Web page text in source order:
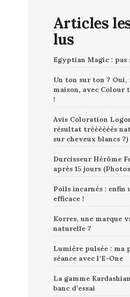
Articles
lus
Egyptian Magic : pas
Un ton sur ton ? Oui,
maison, avec Colour
!
Avis Coloration
résultat trèèèèèès
sur cheveux blancs ?)
Durcisseur Hérôme
après 15 jours
Poils incarnés : enfin
efficace !
Korres, une marque
naturelle ?
Lumière pulsée : ma
séance avec l’E-One
La gamme
banc d’essai